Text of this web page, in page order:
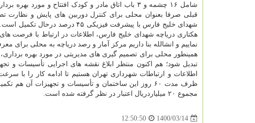
شامل ۱۶ چشمه و ۳ باب اتاق مادر و کودک افتتاح و
قبلی صرفا بعنوان محلی برای کنترل دوربین های پایش و نظارت
هکتاری دریاچه شهدای خلیج فارس، اطلاعات در ارتباط با فرصت
نماییم و انشالله بنا داریم مرکز آمار و رصد دریاچه به محلی
همینطور محلی برای تصمیم گیری های مدیریتی در مورد بهره
تبدیل شود؛ هم اکنون منتظر ابلاغ نقشه های اجرایی تأسیسات و
اطلاعات و ارتباطات شهرداری تهران هستیم تا ادامه کار را با
ظرف مدت ۶۰ روز این ساختمان و تأسیسات و تجهیزات آن
مجموع ۲۰ میلیاردریال اعتبار در نظر گرفته شده است.
1400/03/14
12:50:50